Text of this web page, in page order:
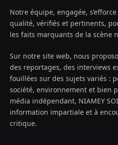
Notre équipe, engagée,
qualité, vérifiés et pertinents,
les faits marquants de la scène
Sur notre site web, nous
des reportages, des interviews
fouillées sur des sujets variés :
société, environnement et bien
média indépendant, NIAMEY
information impartiale et à
critique.